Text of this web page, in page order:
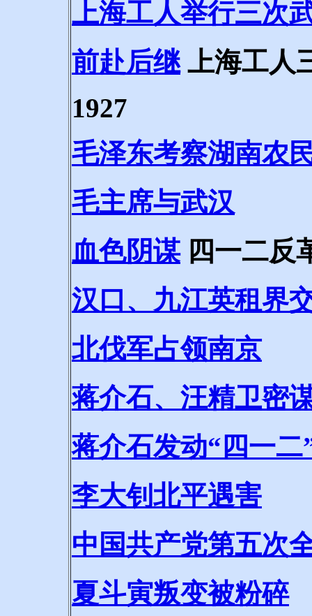
上海工人举行三次
前赴后继上海工人
1927
毛泽东考察湖南农
毛主席与武汉
血色阴谋四一二反
汉口、九江英租界
北伐军占领南京
蒋介石、汪精卫密
蒋介石发动“四一二
李大钊北平遇害
中国共产党第五次
夏斗寅叛变被粉碎